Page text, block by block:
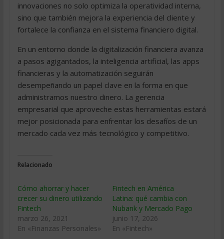
innovaciones no solo optimiza la operatividad interna,
sino que también mejora la experiencia del cliente y
fortalece la confianza en el sistema financiero digital.
En un entorno donde la digitalización financiera avanza
a pasos agigantados, la inteligencia artificial, las apps
financieras y la automatización seguirán
desempeñando un papel clave en la forma en que
administramos nuestro dinero. La gerencia
empresarial que aproveche estas herramientas estará
mejor posicionada para enfrentar los desafíos de un
mercado cada vez más tecnológico y competitivo.
Relacionado
Cómo ahorrar y hacer
crecer su dinero utilizando
Fintech
marzo 26, 2021
En «Finanzas Personales»
Fintech en América
Latina: qué cambia con
Nubank y Mercado Pago
junio 17, 2026
En «Fintech»